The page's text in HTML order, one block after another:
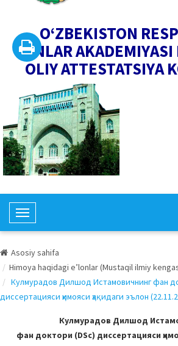
O‘ZBEKISTON
FANLAR
OLIY ATTESTATSIYA
T
o
g
e
N
v
Asosiy sahifa
Himoya haqidagi e’lonlar (Mustaqil ilmiy
Кулмурадов Дилшод Истамовичнинг фан
диссертацияси ҳимояси ҳақидаги эълон
Кулмурадов Дилшод
фан доктори (DSc) диссертацияси